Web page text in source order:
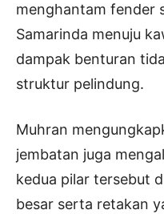
menghantam fender
Samarinda menuju
dampak benturan
struktur pelindung.
Muhran
jembatan juga
kedua pilar tersebut
besar serta retakan